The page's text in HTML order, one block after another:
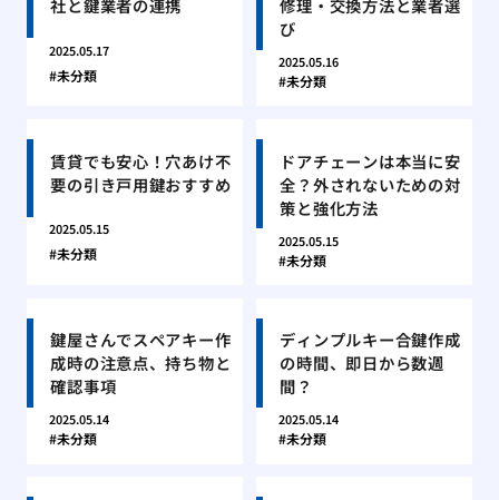
社と鍵業者の連携
2025.05.17
未分類
修理・交換方法と業者選
び
2025.05.16
未分類
賃貸でも安心！穴あけ不
要の引き戸用鍵おすすめ
2025.05.15
未分類
ドアチェーンは本当に安
全？外されないための対
策と強化方法
2025.05.15
未分類
鍵屋さんでスペアキー作
成時の注意点、持ち物と
確認事項
2025.05.14
未分類
ディンプルキー合鍵作成
の時間、即日から数週
間？
2025.05.14
未分類